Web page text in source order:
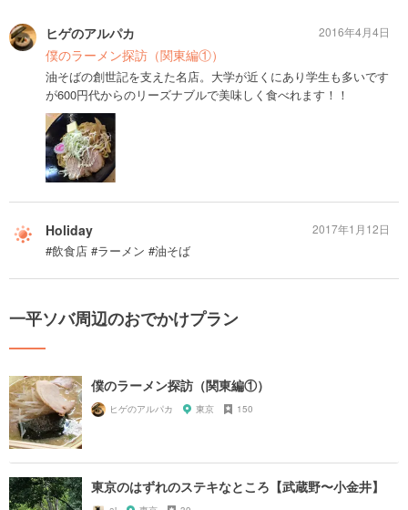
ヒゲのアルパカ
僕のラーメン探訪（関東編①）
油そばの創世記を支えた名店。大学が近くにあり学生も多いです
が600円代からのリーズナブルで美味しく食べれます！！
2016年4月4日
Holiday
#飲食店 #ラーメン #油そば
2017年1月12日
一平ソバ周辺のおでかけプラン
僕のラーメン探訪（関東編①）
ヒゲのアルパカ 東京 150
東京のはずれのステキなところ【武蔵野〜小金井】